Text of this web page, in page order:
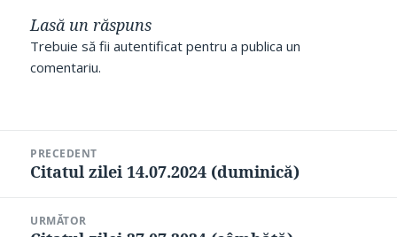
Lasă un răspuns
Trebuie să fiiautentificat pentru a publica un
comentariu.
PRECEDENT
Articolul
Citatul zilei 14.07.2024 (duminică)
URMĂTOR